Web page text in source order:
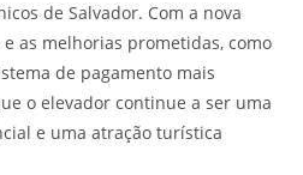
de Salvador. Com a nova
e as melhorias prometidas, como
de pagamento mais
o elevador continue a ser uma
e uma atração turística